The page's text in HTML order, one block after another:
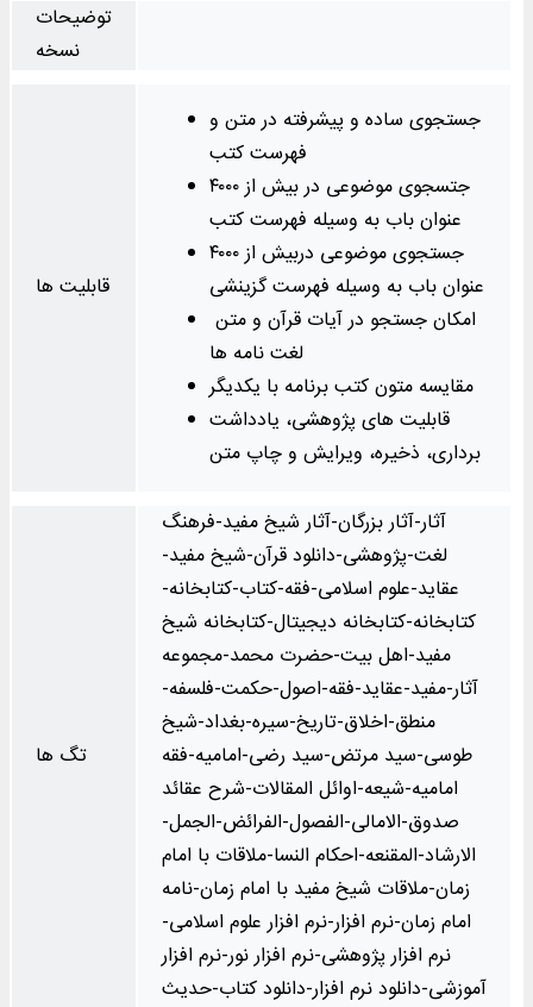
توضیحات
نسخه
قابلیت ها
جستجوی ساده و پیشرفته در متن و
فهرست کتب
جتسجوی موضوعی در بیش از ۴۰۰۰
عنوان باب به وسیله فهرست کتب
جستجوی موضوعی دربیش از ۴۰۰۰
عنوان باب به وسیله فهرست گزینشی
لغت نامه ها
مقایسه متون کتب برنامه با یکدیگر
قابلیت های پژوهشی، یادداشت
برداری، ذخیره، ویرایش و چاپ متن
تگ ها
آثار-آثار بزرگان-آثار شیخ مفید-فرهنگ
لغت-پژوهشی-دانلود قرآن-شیخ مفید-
عقاید-علوم اسلامی-فقه-کتاب-کتابخانه-
کتابخانه-کتابخانه دیجیتال-کتابخانه شیخ
مفید-اهل بیت-حضرت محمد-مجموعه
آثار-مفید-عقاید-فقه-اصول-حکمت-فلسفه-
منطق-اخلاق-تاریخ-سیره-بغداد-شیخ
طوسی-سید مرتض-سید رضی-امامیه-فقه
امامیه-شیعه-اوائل المقالات-شرح عقائد
صدوق-الامالی-الفصول-الفرائض-الجمل-
الارشاد-المقنعه-احکام النسا-ملاقات با امام
زمان-ملاقات شیخ مفید با امام زمان-نامه
امام زمان-نرم افزار-نرم افزار علوم اسلامی-
نرم افزار پژوهشی-نرم افزار نور-نرم افزار
آموزشی-دانلود نرم افزار-دانلود کتاب-حدیث